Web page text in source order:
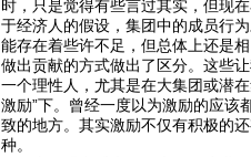
时，只是觉得有些言过其实，但现
于经济人的假设，集团中的成员行
能存在着些许不足，但总体上还是
做出贡献的方式做出了区分。这些
一个理性人，尤其是在大集团或潜
激励”下。曾经一度以为激励的应该
致的地方。其实激励不仅有积极的
种。